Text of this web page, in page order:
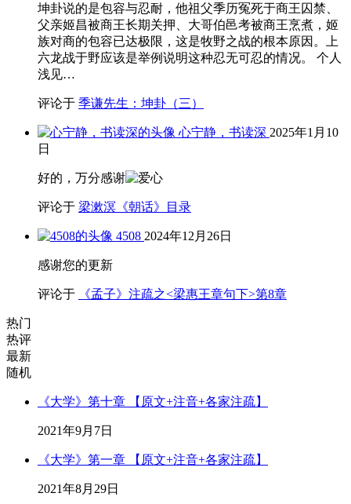
坤卦说的是包容与忍耐，他祖父季历冤死于商王囚禁、
父亲姬昌被商王长期关押、大哥伯邑考被商王烹煮，姬
族对商的包容已达极限，这是牧野之战的根本原因。上
六龙战于野应该是举例说明这种忍无可忍的情况。 个人
浅见…
评论于 季谦先生：坤卦（三）
心宁静，书读深 2025年1月10
日
好的，万分感谢
评论于 梁漱溟《朝话》目录
4508 2024年12月26日
感谢您的更新
评论于 《孟子》注疏之<梁惠王章句下>第8章
热门
热评
最新
随机
《大学》第十章 【原文+注音+各家注疏】
2021年9月7日
《大学》第一章 【原文+注音+各家注疏】
2021年8月29日